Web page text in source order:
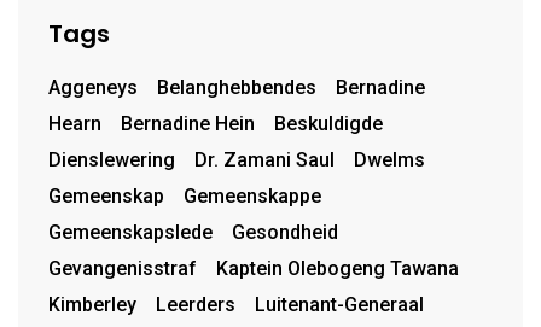
Tags
Aggeneys Belanghebbendes
Bernadine
Hearn
Bernadine Hein
Beskuldigde
Dienslewering
Dr. Zamani Saul
Dwelms
Gemeenskap
Gemeenskappe
Gemeenskapslede
Gesondheid
Gevangenisstraf
Kaptein Olebogeng Tawana
Kimberley
Leerders
Luitenant-Generaal